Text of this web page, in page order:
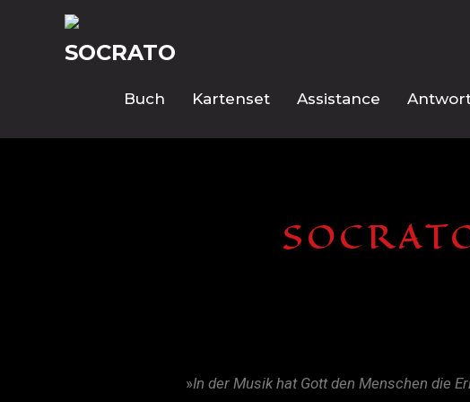
Buch Kartenset Assistance
»In der Musik hat Gott den Menschen die